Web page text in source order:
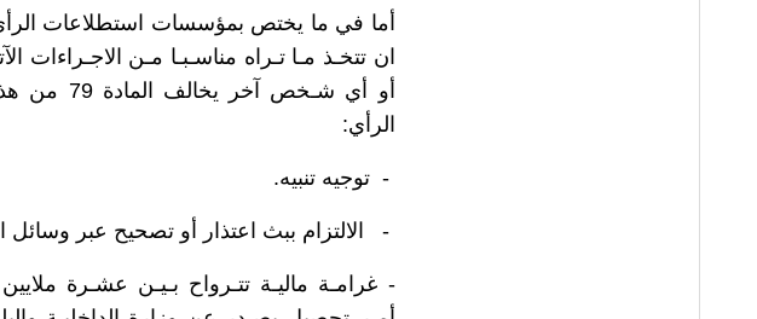
أما في ما يختص بمؤسسات استطلاعات الرأي،
ان تتخـذ مـا تـراه مناسـبـا مـن
أو أي
الرأي:
- توجيه تنبيه.
- الالتزام ببث اعتذار أو تصحيح عبر وسائل
- غرامـة ماليـة تتـرواح بـيـن عشـرة